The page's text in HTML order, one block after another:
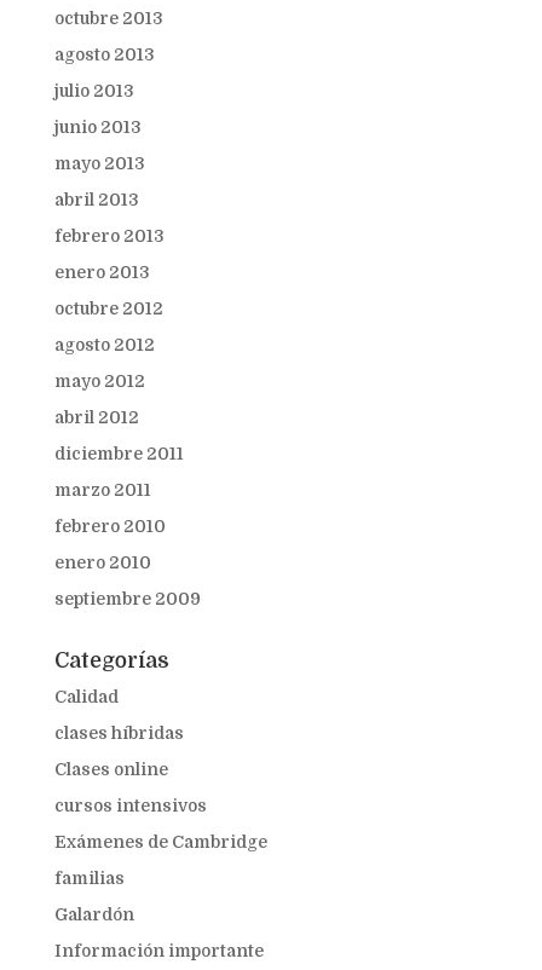
octubre 2013
agosto 2013
julio 2013
junio 2013
mayo 2013
abril 2013
febrero 2013
enero 2013
octubre 2012
agosto 2012
mayo 2012
abril 2012
diciembre 2011
marzo 2011
febrero 2010
enero 2010
septiembre 2009
Categorías
Calidad
clases híbridas
Clases online
cursos intensivos
Exámenes de Cambridge
familias
Galardón
Información importante